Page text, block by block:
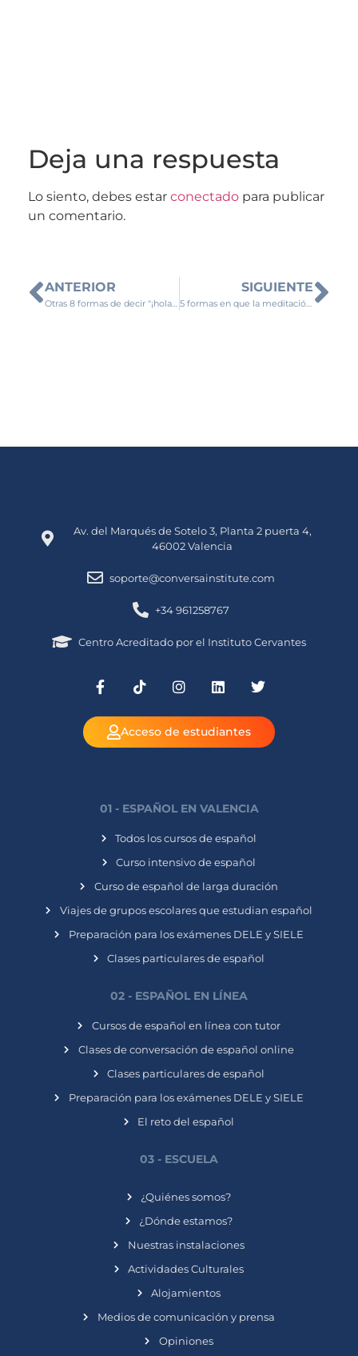
Deja una respuesta
Lo siento, debes estar conectado para publicar
un comentario.
ANTERIOR
Otras 8 formas de decir "¡hola!" en español
SIGUIENTE
5 formas en que la meditación puede ayudarte a aprender un nuevo idioma
Av. del Marqués de Sotelo 3, Planta 2 puerta 4,
46002 Valencia
soporte@conversainstitute.com
+34 961258767
Centro Acreditado por el Instituto Cervantes
Acceso de estudiantes
01 - ESPAÑOL EN VALENCIA
Todos los cursos de español
Curso intensivo de español
Curso de español de larga duración
Viajes de grupos escolares que estudian español
Preparación para los exámenes DELE y SIELE
Clases particulares de español
02 - ESPAÑOL EN LÍNEA
Cursos de español en línea con tutor
Clases de conversación de español online
Clases particulares de español
Preparación para los exámenes DELE y SIELE
El reto del español
03 - ESCUELA
¿Quiénes somos?
¿Dónde estamos?
Nuestras instalaciones
Actividades Culturales
Alojamientos
Medios de comunicación y prensa
Opiniones